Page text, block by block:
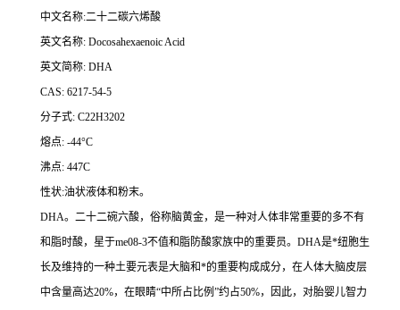
中文名称:二十二碳六烯酸
英文名称: Docosahexaenoic Acid
英文简称: DHA
CAS: 6217-54-5
分子式: C22H3202
熔点: -44°C
沸点: 447C
性状:油状液体和粉末。
DHA。二十二碗六酸，俗称脑黄金，是一种对人体非常重要的多不有
和脂时酸，星于me08-3不值和脂防酸家族中的重要员。DHA是*纽胞生
长及维持的一种土要元表是大脑和*的重要构成成分，在人体大脑皮层
中含量高达20%，在眼睛“中所占比例”约占50%，因此，对胎婴儿智力